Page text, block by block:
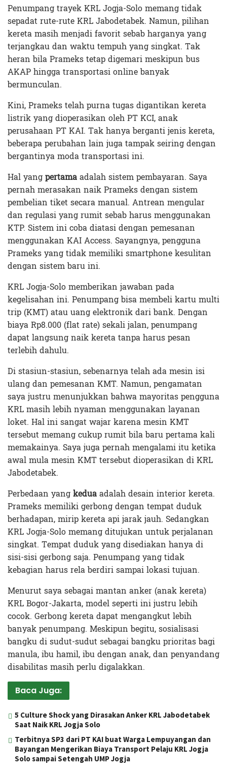
Penumpang trayek KRL Jogja-Solo memang tidak
sepadat rute-rute KRL Jabodetabek. Namun, pilihan
kereta masih menjadi favorit sebab harganya yang
terjangkau dan waktu tempuh yang singkat. Tak
heran bila Prameks tetap digemari meskipun bus
AKAP hingga transportasi online banyak
bermunculan.
Kini, Prameks telah purna tugas digantikan kereta
listrik yang dioperasikan oleh PT KCI, anak
perusahaan PT KAI. Tak hanya berganti jenis kereta,
beberapa perubahan lain juga tampak seiring dengan
bergantinya moda transportasi ini.
Hal yangpertamaadalah sistem pembayaran. Saya
pernah merasakan naik Prameks dengan sistem
pembelian tiket secara manual. Antrean mengular
dan regulasi yang rumit sebab harus menggunakan
KTP. Sistem ini coba diatasi dengan pemesanan
menggunakan KAI Access. Sayangnya, pengguna
Prameks yang tidak memiliki smartphone kesulitan
dengan sistem baru ini.
KRL Jogja-Solo memberikan jawaban pada
kegelisahan ini. Penumpang bisa membeli kartu multi
trip (KMT) atau uang elektronik dari bank. Dengan
biaya Rp8.000 (flat rate) sekali jalan, penumpang
dapat langsung naik kereta tanpa harus pesan
terlebih dahulu.
Di stasiun-stasiun, sebenarnya telah ada mesin isi
ulang dan pemesanan KMT. Namun, pengamatan
saya justru menunjukkan bahwa mayoritas pengguna
KRL masih lebih nyaman menggunakan layanan
loket. Hal ini sangat wajar karena mesin KMT
tersebut memang cukup rumit bila baru pertama kali
memakainya. Saya juga pernah mengalami itu ketika
awal mula mesin KMT tersebut dioperasikan di KRL
Jabodetabek.
Perbedaan yangkeduaadalah desain interior kereta.
Prameks memiliki gerbong dengan tempat duduk
berhadapan, mirip kereta api jarak jauh. Sedangkan
KRL Jogja-Solo memang ditujukan untuk perjalanan
singkat. Tempat duduk yang disediakan hanya di
sisi-sisi gerbong saja. Penumpang yang tidak
kebagian harus rela berdiri sampai lokasi tujuan.
Menurut saya sebagai mantan anker (anak kereta)
KRL Bogor-Jakarta, model seperti ini justru lebih
cocok. Gerbong kereta dapat mengangkut lebih
banyak penumpang. Meskipun begitu, sosialisasi
bangku di sudut-sudut sebagai bangku prioritas bagi
manula, ibu hamil, ibu dengan anak, dan penyandang
disabilitas masih perlu digalakkan.
Baca Juga:
5 Culture Shock yang Dirasakan Anker KRL Jabodetabek
Saat Naik KRL Jogja Solo
Terbitnya SP3 dari PT KAI buat Warga Lempuyangan dan
Bayangan Mengerikan Biaya Transport Pelaju KRL Jogja
Solo sampai Setengah UMP Jogja